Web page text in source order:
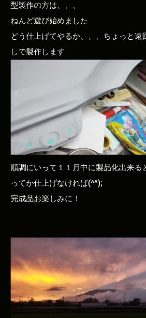
型製作の方は、、、
ねんど遊び始めました
どう仕上げてやるか、、、ちょっと遠
しで製作します
順調にいって１１月中に製品化出来る
ってか仕上げなければ(^^);
完成品お楽しみに！